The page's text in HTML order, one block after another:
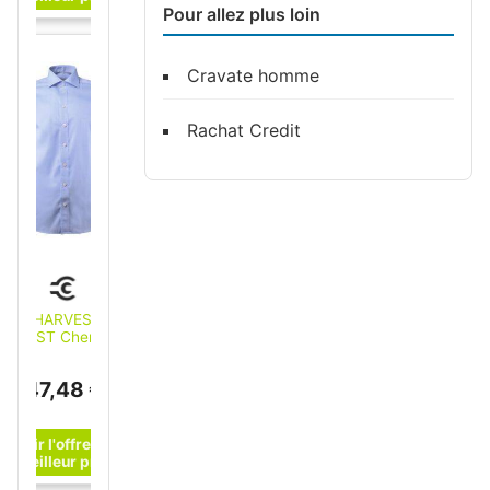
J. HARVEST&
FROST Chemise
unisexe: 3XL ; J.
Harvest & Frost
47,48 €
Pour allez plus loin
Cravate homme
Rachat Credit